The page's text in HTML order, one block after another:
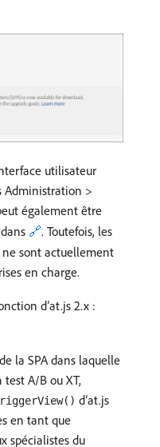
utilisateur
Administration >
également être
🔗. Toutefois, les
ne sont actuellement
en charge.
d’at.js 2.x :
la SPA dans laquelle
A/B ou XT,
d’at.js
en tant que
spécialistes du